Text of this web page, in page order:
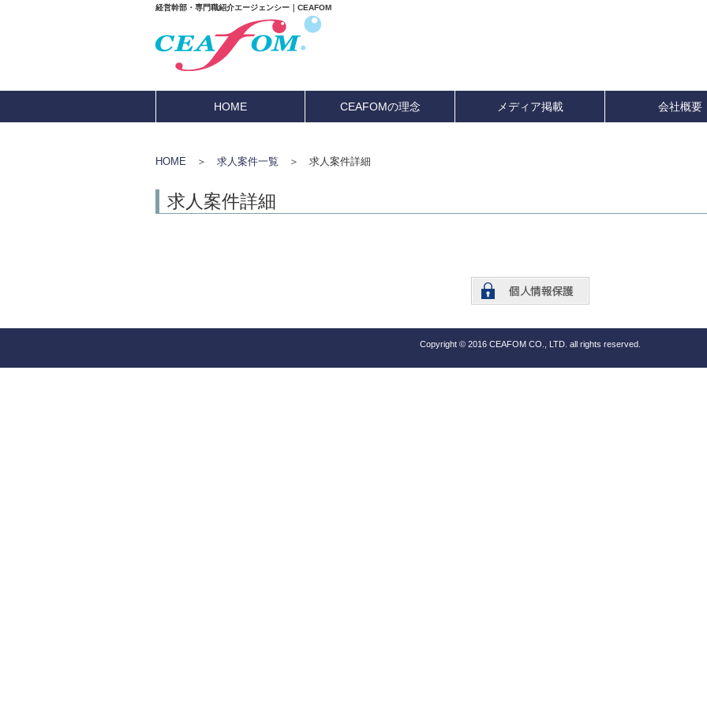
経営幹部・専門職紹介エージェンシー｜CEAFOM
HOME CEAFOMの理念 メディア掲載 会社概要
HOME ＞ 求人案件一覧 ＞ 求人案件詳細
求人案件詳細
Copyright © 2016 CEAFOM CO., LTD. all rights reserved.